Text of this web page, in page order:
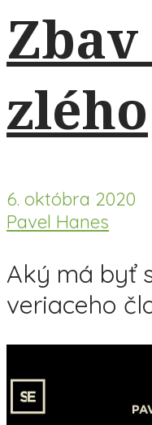
Zbav
zlého
6. októbra 2020
Pavel Hanes
Aký má byť
veriaceho